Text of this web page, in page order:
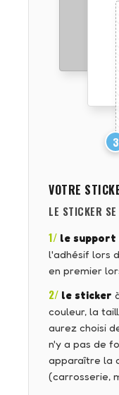
3
VOTRE
LE STICKER
1/ le support
l'adhésif lors
en premier
2/ le sticker
couleur, la
aurez choisi
n'y a pas de
apparaître la
(carrosserie,